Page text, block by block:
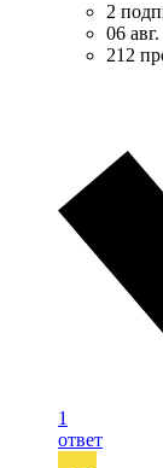
2
06 авг.
212
1
ответ